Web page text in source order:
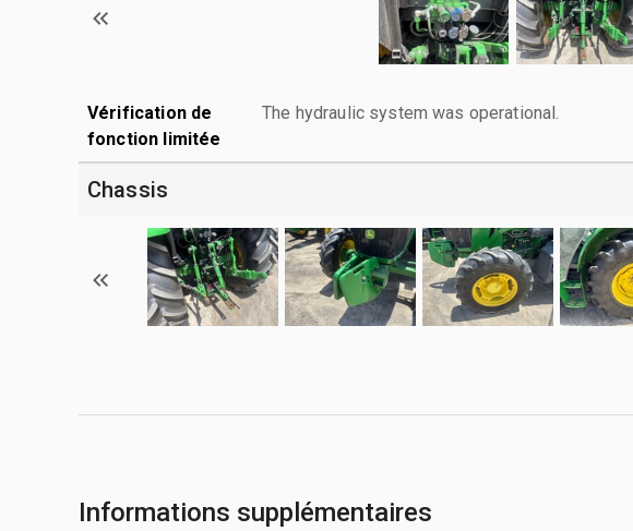
Vérification de
fonction limitée
The hydraulic system was operational.
Chassis
Informations supplémentaires